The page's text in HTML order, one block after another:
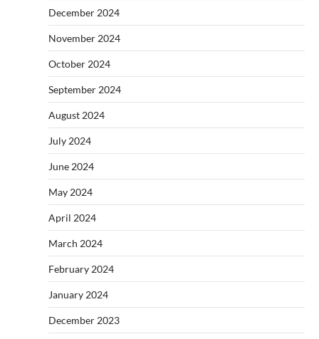
December 2024
November 2024
October 2024
September 2024
August 2024
July 2024
June 2024
May 2024
April 2024
March 2024
February 2024
January 2024
December 2023